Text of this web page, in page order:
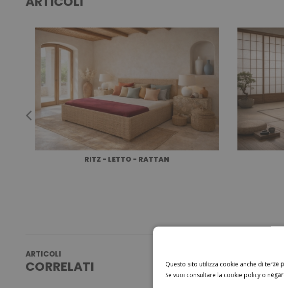
RITZ - LETTO - RATTAN
ARTICOLI
CORRELATI
Questo sito utilizza cookie anche di terze
Se vuoi consultare la cookie policy o